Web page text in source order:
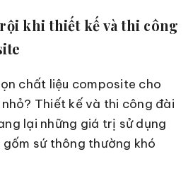
khi thiết kế và thi công
chất liệu composite cho
Thiết kế và thi công đài
lại những giá trị sử dụng
sứ thông thường khó